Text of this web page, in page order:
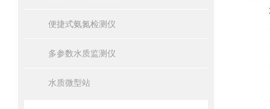
便捷式氨氮检测仪
多参数水质监测仪
水质微型站
3.